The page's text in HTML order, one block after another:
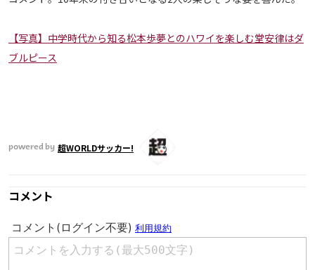
Share
【写真】中学時代から知る松本歩夢とのハワイを楽しむ堂安律はダ
ブルピース
powered by 超WORLDサッカー!
コメント